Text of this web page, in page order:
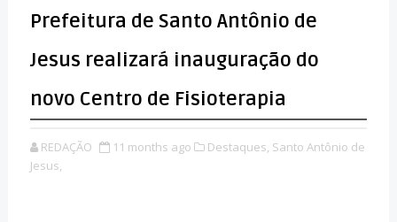
Prefeitura de Santo Antônio de
Jesus realizará inauguração do
novo Centro de Fisioterapia
REDAÇÃO 11 months ago Destaques, Santo Antônio de
Jesus,